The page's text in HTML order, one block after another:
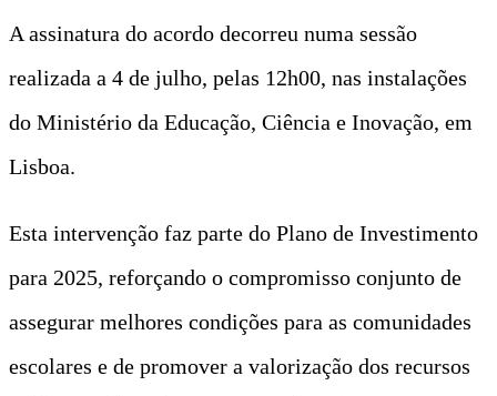
A assinatura do acordo decorreu numa sessão
realizada a 4 de julho, pelas 12h00, nas instalações
do Ministério da Educação, Ciência e Inovação, em
Lisboa.
Esta intervenção faz parte do Plano de Investimento
para 2025, reforçando o compromisso conjunto de
assegurar melhores condições para as comunidades
escolares e de promover a valorização dos recursos